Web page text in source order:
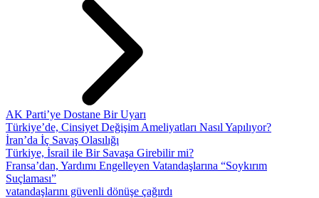
AK Parti’ye Dostane Bir Uyarı
Türkiye’de, Cinsiyet Değişim Ameliyatları Nasıl Yapılıyor?
İran’da İç Savaş Olasılığı
Türkiye, İsrail ile Bir Savaşa Girebilir mi?
Fransa’dan, Yardımı Engelleyen Vatandaşlarına “Soykırım
Suçlaması”
vatandaşlarını güvenli dönüşe çağırdı